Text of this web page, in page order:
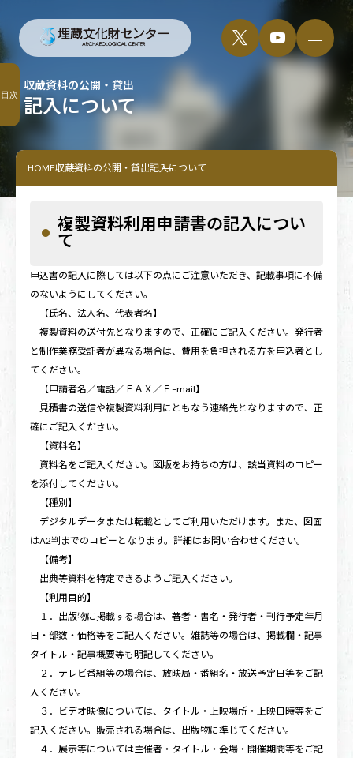
記入について
収蔵資料の公開・貸出
HOME収蔵資料の公開・貸出記入について
複製資料利用申請書の記入につい
て
申込書の記入に際しては以下の点にご注意いただき、記載事項に不備
のないようにしてください。
【氏名、法人名、代表者名】
複製資料の送付先となりますので、正確にご記入ください。発行者
と制作業務受託者が異なる場合は、費用を負担される方を申込者とし
てください。
【申請者名／電話／ＦＡＸ／Ｅ-mail】
見積書の送信や複製資料利用にともなう連絡先となりますので、正
確にご記入ください。
【資料名】
資料名をご記入ください。図版をお持ちの方は、該当資料のコピー
を添付してください。
【種別】
デジタルデータまたは転載としてご利用いただけます。また、図面
はA2判までのコピーとなります。詳細はお問い合わせください。
【備考】
出典等資料を特定できるようご記入ください。
【利用目的】
１．出版物に掲載する場合は、著者・書名・発行者・刊行予定年月
日・部数・価格等をご記入ください。雑誌等の場合は、掲載欄・記事
タイトル・記事概要等も明記してください。
２．テレビ番組等の場合は、放映局・番組名・放送予定日等をご記
入ください。
３．ビデオ映像については、タイトル・上映場所・上映日時等をご
記入ください。販売される場合は、出版物に準じてください。
４．展示等については主催者・タイトル・会場・開催期間等をご記
目次